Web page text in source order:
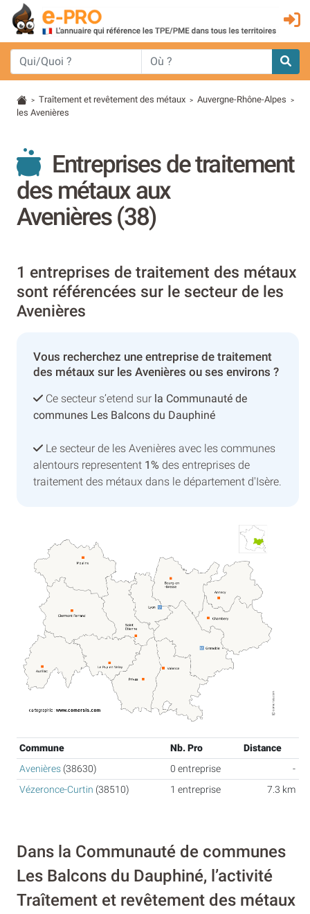
> Traîtement et revêtement des métaux > Auvergne-Rhône-Alpes >
les Avenières
Entreprises de traitement
des métaux aux
Avenières (38)
1 entreprises de traitement des métaux
sont référencées sur le secteur de les
Avenières
Vous recherchez une entreprise de traitement
des métaux sur les Avenières ou ses environs ?
Ce secteur s’etend sur la Communauté de
communes Les Balcons du Dauphiné
Le secteur de les Avenières avec les communes
alentours representent 1% des entreprises de
traitement des métaux dans le département d'Isère.
Commune Nb. Pro
Distance
Avenières (38630) 0 entreprise
-
Vézeronce-Curtin (38510) 1 entreprise 7.3 km
Dans la Communauté de communes
Les Balcons du Dauphiné, l’activité
Traîtement et revêtement des métaux